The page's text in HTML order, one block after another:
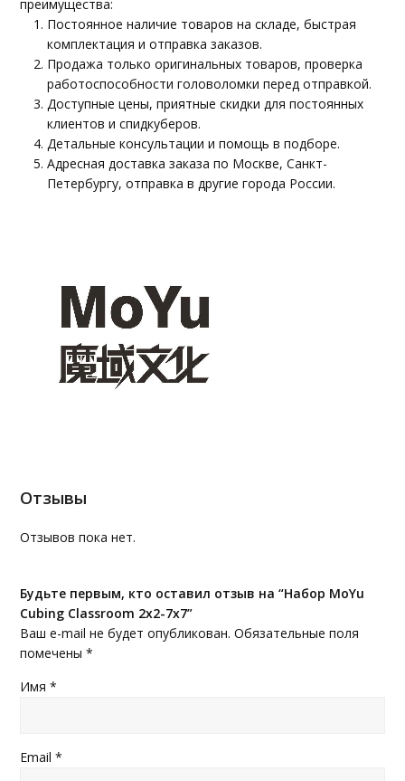
преимущества:
Постоянное наличие товаров на складе, быстрая
комплектация и отправка заказов.
Продажа только оригинальных товаров, проверка
работоспособности головоломки перед отправкой.
Доступные цены, приятные скидки для постоянных
клиентов и спидкуберов.
Детальные консультации и помощь в подборе.
Адресная доставка заказа по Москве, Санкт-
Петербургу, отправка в другие города России.
Отзывы
Отзывов пока нет.
Будьте первым, кто оставил отзыв на “Набор MoYu
Cubing Classroom 2x2-7x7”
Ваш e-mail не будет опубликован. Обязательные поля
помечены*
Имя*
Email*